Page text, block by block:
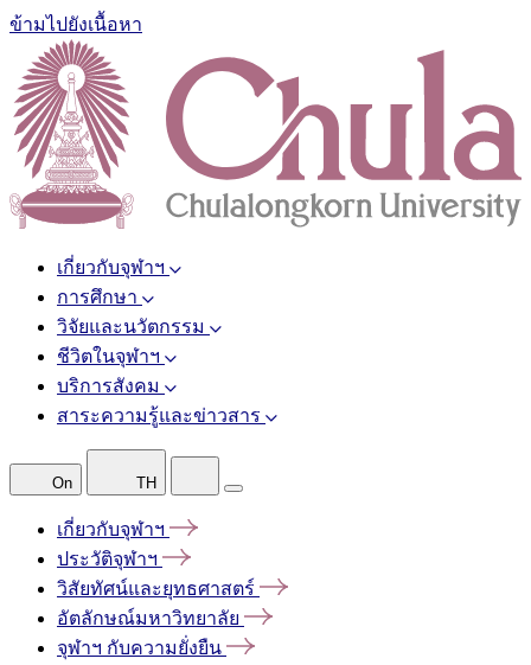
ข้ามไปยังเนื้อหา
เกี่ยวกับจุฬาฯ
การศึกษา
วิจัยและนวัตกรรม
ชีวิตในจุฬาฯ
บริการสังคม
สาระความรู้และข่าวสาร
On TH
เกี่ยวกับจุฬาฯ
ประวัติจุฬาฯ
วิสัยทัศน์และยุทธศาสตร์
อัตลักษณ์มหาวิทยาลัย
จุฬาฯ กับความยั่งยืน